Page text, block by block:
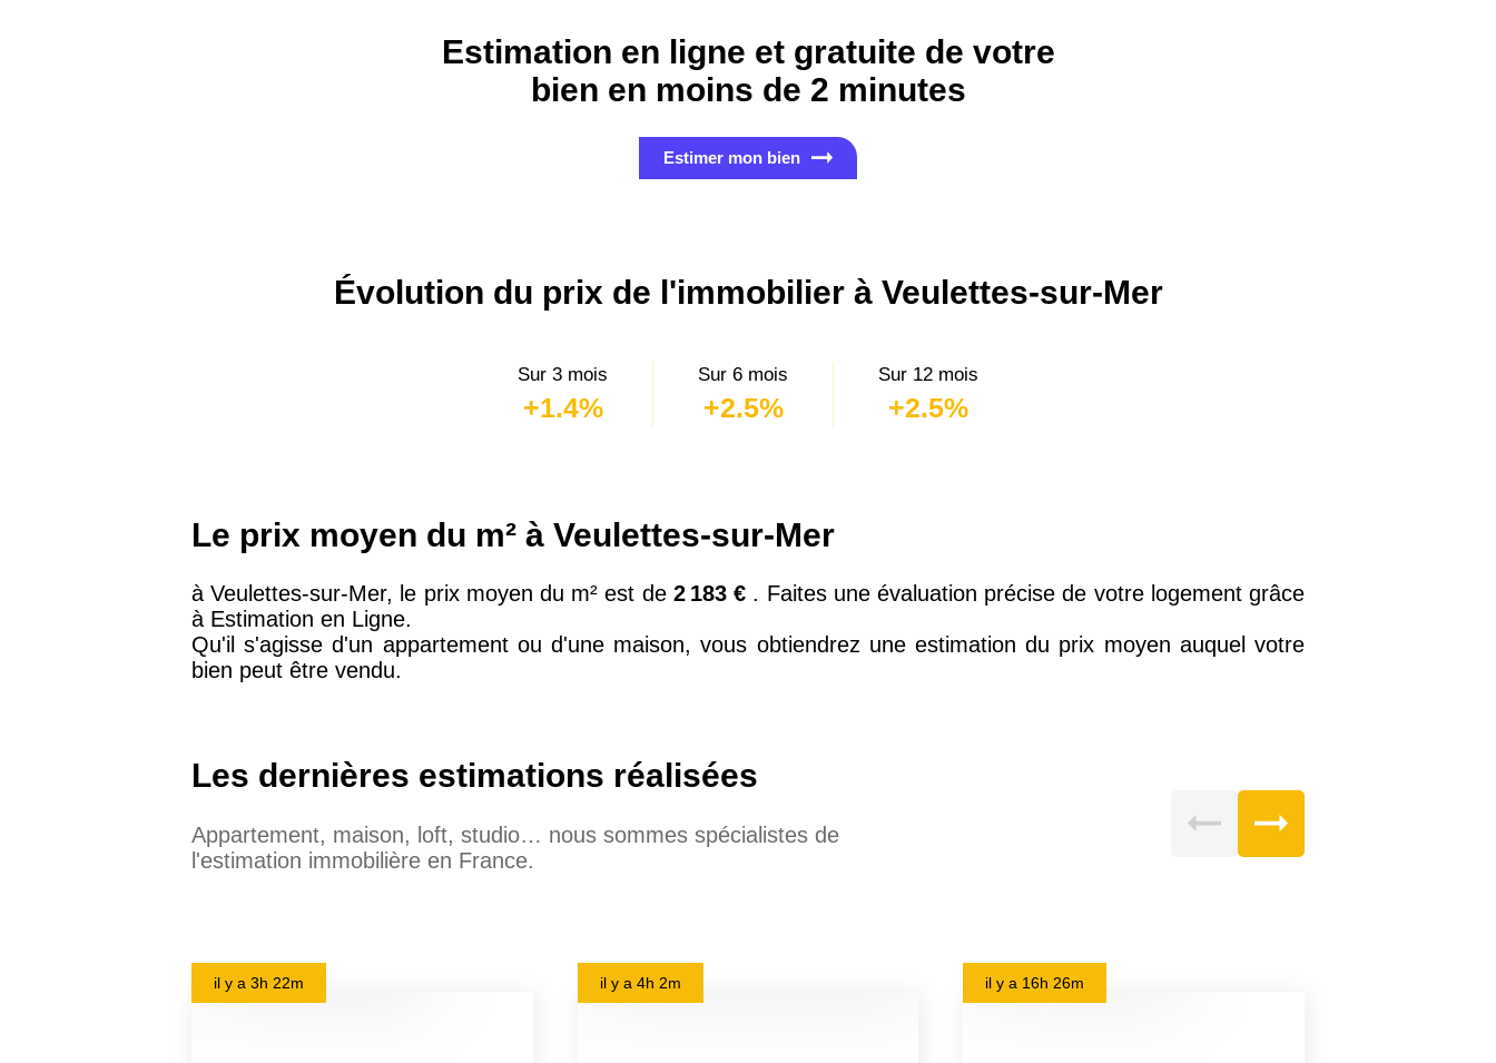
Estimation en ligne et gratuite de votre
bien en moins de 2 minutes
Estimer mon bien
Évolution du prix de l'immobilier à Veulettes-sur-Mer
Sur 3 mois
+1.4%
Sur 6 mois
+2.5%
Sur 12 mois
+2.5%
Le prix moyen du m² à Veulettes-sur-Mer
à Veulettes-sur-Mer, le prix moyen du m² est de 2 183 € . Faites une évaluation précise de votre logement grâce
à Estimation en Ligne.
Qu'il s'agisse d'un appartement ou d'une maison, vous obtiendrez une estimation du prix moyen auquel votre
bien peut être vendu.
Les dernières estimations réalisées
Appartement, maison, loft, studio… nous sommes spécialistes de
l'estimation immobilière en France.
il y a 3h 22m il y a 4h 2m il y a 16h 26m